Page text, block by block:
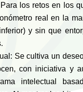
los retos en los
real en la
y sin que
Se cultiva un
con iniciativa y
intelectual